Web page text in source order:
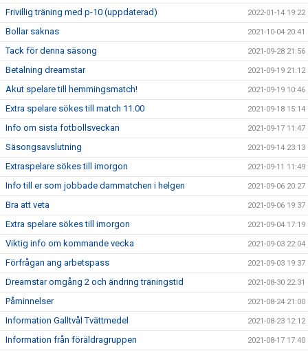
Frivillig träning med p-10 (uppdaterad) 2022-01-14 19:22
Bollar saknas 2021-10-04 20:41
Tack för denna säsong 2021-09-28 21:56
Betalning dreamstar 2021-09-19 21:12
Akut spelare till hemmingsmatch! 2021-09-19 10:46
Extra spelare sökes till match 11.00 2021-09-18 15:14
Info om sista fotbollsveckan 2021-09-17 11:47
Säsongsavslutning 2021-09-14 23:13
Extraspelare sökes till imorgon 2021-09-11 11:49
Info till er som jobbade dammatchen i helgen 2021-09-06 20:27
Bra att veta 2021-09-06 19:37
Extra spelare sökes till imorgon 2021-09-04 17:19
Viktig info om kommande vecka 2021-09-03 22:04
Förfrågan ang arbetspass 2021-09-03 19:37
Dreamstar omgång 2 och ändring träningstid 2021-08-30 22:31
Påminnelser 2021-08-24 21:00
Information Galltvål Tvättmedel 2021-08-23 12:12
Information från föräldragruppen 2021-08-17 17:40